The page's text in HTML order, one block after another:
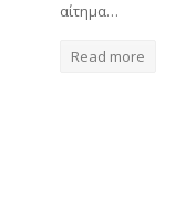
αίτημα…
Read more